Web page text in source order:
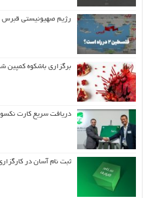
رژیم صهیونیستی قبرس
برگزاری باشکوه کمپین
دریافت سریع کارت نکسو
ثبت نام آسان در